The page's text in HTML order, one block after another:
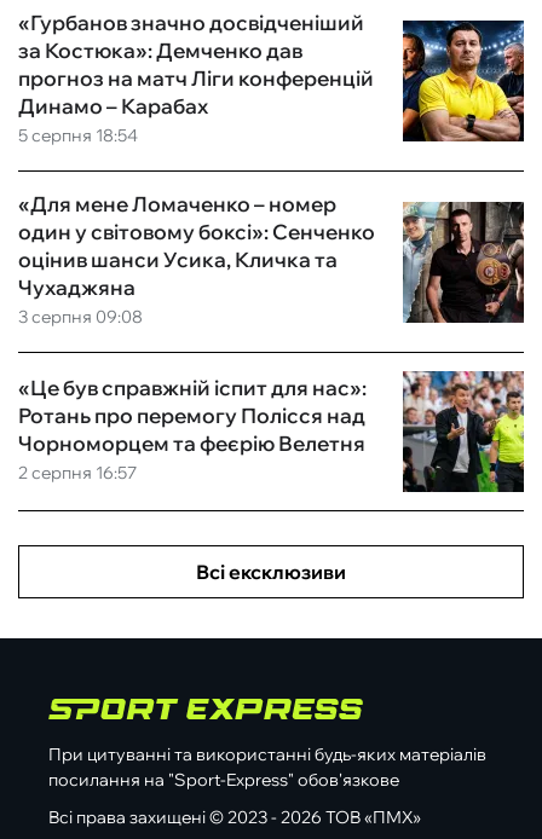
5 серпня 18:54
«Гурбанов значно досвідченіший
за Костюка»: Демченко дав
прогноз на матч Ліги конференцій
Динамо – Карабах
3 серпня 09:08
«Для мене Ломаченко – номер
один у світовому боксі»: Сенченко
оцінив шанси Усика, Кличка та
Чухаджяна
2 серпня 16:57
«Це був справжній іспит для нас»:
Ротань про перемогу Полісся над
Чорноморцем та феєрію Велетня
Всі ексклюзиви
При цитуванні та використанні будь-яких матеріалів
посилання на "Sport-Express" обов'язкове
Всі права захищені © 2023 - 2026 ТОВ «ПМХ»